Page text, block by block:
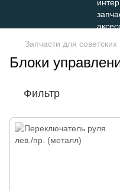
Запчасти для
Блоки
Фильтр